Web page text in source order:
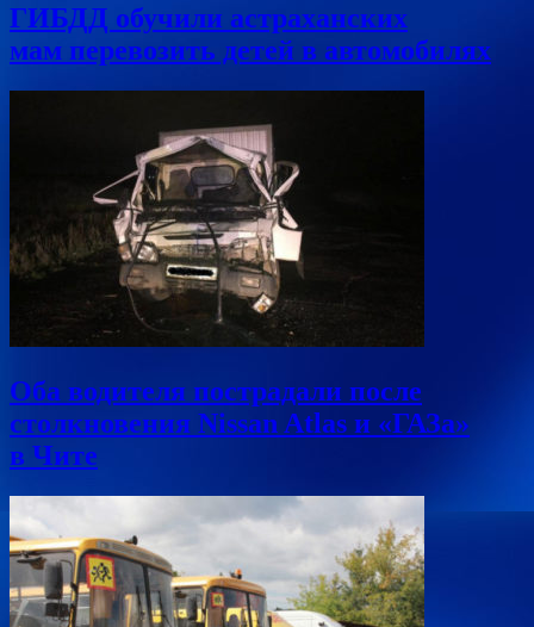
ГИБДД обучили астраханских
мам перевозить детей в автомобилях
Оба водителя пострадали после
столкновения Nissan Atlas и «ГАЗа»
в Чите